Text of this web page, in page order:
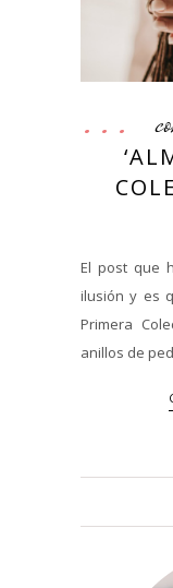
El post que
ilusión y es
Primera
anillos de